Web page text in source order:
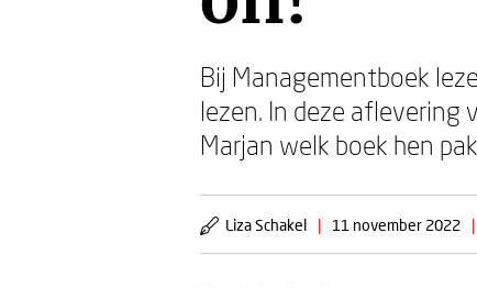
Bij Managementboek
lezen. In deze aflevering
Marjan welk boek hen
Liza Schakel | 11 november 2022 |